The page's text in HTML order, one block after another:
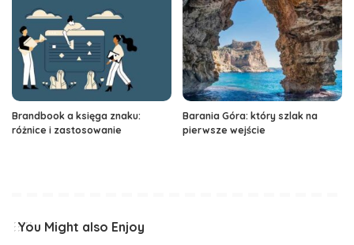
Brandbook a księga znaku:
różnice i zastosowanie
Barania Góra: który szlak na
pierwsze wejście
You Might also Enjoy